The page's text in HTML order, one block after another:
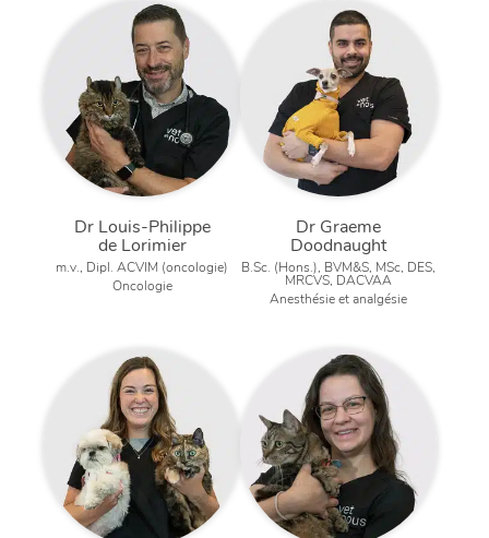
Dr Louis-Philippe
de Lorimier
m.v., Dipl. ACVIM (oncologie)
Oncologie
Dr Graeme
Doodnaught
B.Sc. (Hons.), BVM&S, MSc, DES,
MRCVS, DACVAA
Anesthésie et analgésie